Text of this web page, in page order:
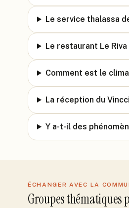
Le service thalassa
Le restaurant Le
Comment est le
La réception du
Y a-t-il des
ÉCHANGER AVEC LA
Groupes thématiques